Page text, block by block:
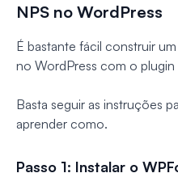
NPS no WordPress
É bastante fácil construir
no WordPress com o
Basta seguir as instruções
aprender como.
Passo 1: Instalar o